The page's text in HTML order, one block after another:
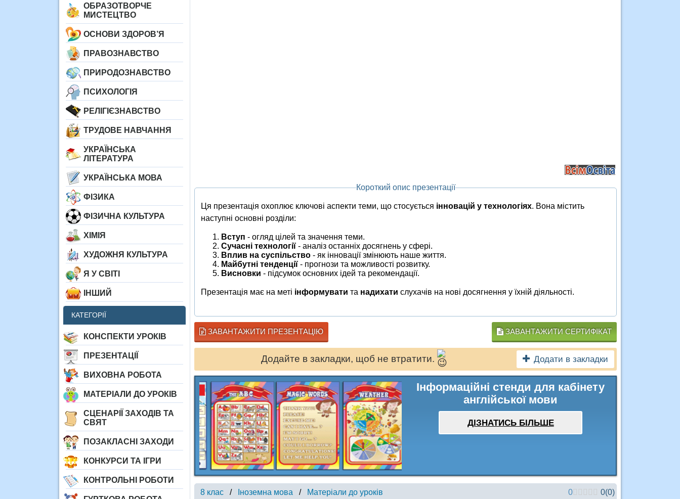
ОБРАЗОТВОРЧЕ
МИСТЕЦТВО
ОСНОВИ ЗДОРОВ’Я
ПРАВОЗНАВСТВО
ПРИРОДОЗНАВСТВО
ПСИХОЛОГІЯ
РЕЛІГІЄЗНАВСТВО
ТРУДОВЕ НАВЧАННЯ
УКРАЇНСЬКА
ЛІТЕРАТУРА
УКРАЇНСЬКА МОВА
ФІЗИКА
ФІЗИЧНА КУЛЬТУРА
ХІМІЯ
ХУДОЖНЯ КУЛЬТУРА
Я У СВІТІ
ІНШИЙ
КАТЕГОРІЇ
КОНСПЕКТИ УРОКІВ
ПРЕЗЕНТАЦІЇ
ВИХОВНА РОБОТА
МАТЕРІАЛИ ДО УРОКІВ
СЦЕНАРІЇ ЗАХОДІВ ТА
СВЯТ
ПОЗАКЛАСНІ ЗАХОДИ
КОНКУРСИ ТА ІГРИ
КОНТРОЛЬНІ РОБОТИ
Короткий опис презентації
Ця презентація охоплює ключові аспекти теми, що стосується інновацій у технологіях. Вона містить
наступні основні розділи:
Вступ - огляд цілей та значення теми.
Сучасні технології - аналіз останніх досягнень у сфері.
Вплив на суспільство - як інновації змінюють наше життя.
Майбутні тенденції - прогнози та можливості розвитку.
Висновки - підсумок основних ідей та рекомендації.
Презентація має на меті інформувати та надихати слухачів на нові досягнення у їхній діяльності.
ЗАВАНТАЖИТИ ПРЕЗЕНТАЦІЮ ЗАВАНТАЖИТИ СЕРТИФІКАТ
Додайте в закладки, щоб не втратити. Додати в закладки
Інформаційні стенди для кабінету
англійської мови
ДІЗНАТИСЬ БІЛЬШЕ
8 клас / Іноземна мова / Матеріали до уроків 0 0(0)